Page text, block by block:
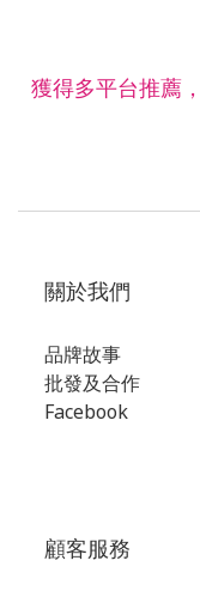
獲得多平台推薦
關於我們
品牌故事
批發及合作
Facebook
顧客服務